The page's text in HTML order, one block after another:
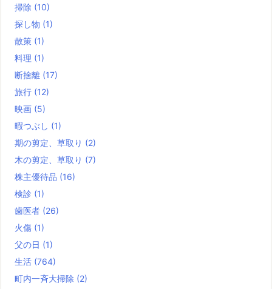
掃除 (10)
探し物 (1)
散策 (1)
料理 (1)
断捨離 (17)
旅行 (12)
映画 (5)
暇つぶし (1)
期の剪定、草取り (2)
木の剪定、草取り (7)
株主優待品 (16)
検診 (1)
歯医者 (26)
火傷 (1)
父の日 (1)
生活 (764)
町内一斉大掃除 (2)